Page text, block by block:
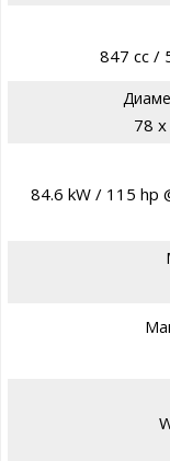
847 cc /
78
84.6 kW / 115 hp